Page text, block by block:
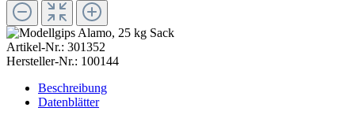
Artikel-Nr.: 301352
Hersteller-Nr.: 100144
Beschreibung
Datenblätter